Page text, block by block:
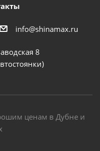
info@shinamax.ru
8
ценам в Дубне и